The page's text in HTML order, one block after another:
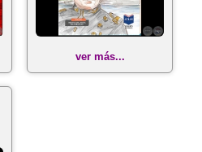
ver más...